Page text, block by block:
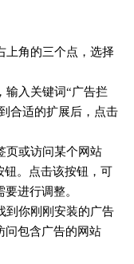
上角的三个点，选择
输入关键词“广告拦
合适的扩展后，点击
页或访问某个网站
钮。点击该按钮，可
进行调整。
到你刚刚安装的广告
问包含广告的网站